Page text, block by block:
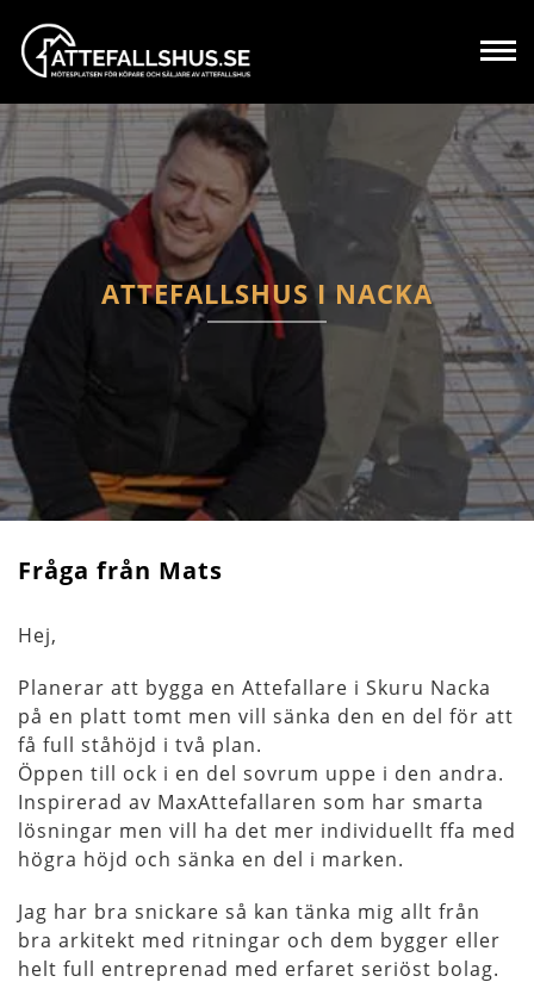
ATTEFALLSHUS I NACKA
Fråga från Mats
Hej,
Planerar att bygga en Attefallare i Skuru Nacka
på en platt tomt men vill sänka den en del för att
få full ståhöjd i två plan.
Öppen till ock i en del sovrum uppe i den andra.
Inspirerad av MaxAttefallaren som har smarta
lösningar men vill ha det mer individuellt ffa med
högra höjd och sänka en del i marken.
Jag har bra snickare så kan tänka mig allt från
bra arkitekt med ritningar och dem bygger eller
helt full entreprenad med erfaret seriöst bolag.